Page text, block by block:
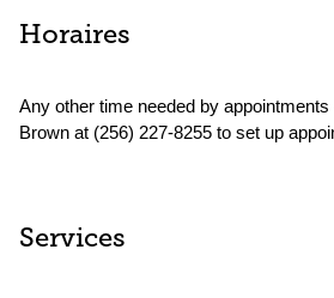
Horaires
Any other time needed by
Brown at (256) 227-8255 to set up
Services